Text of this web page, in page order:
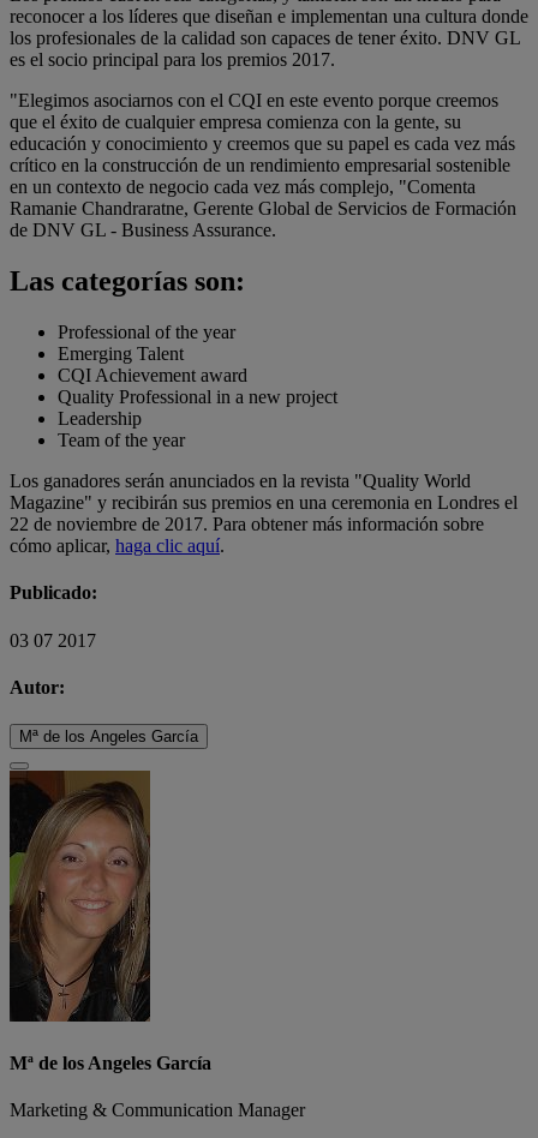
reconocer a los líderes que diseñan e implementan una cultura donde
los profesionales de la calidad son capaces de tener éxito. DNV GL
es el socio principal para los premios 2017.
"Elegimos asociarnos con el CQI en este evento porque creemos
que el éxito de cualquier empresa comienza con la gente, su
educación y conocimiento y creemos que su papel es cada vez más
crítico en la construcción de un rendimiento empresarial sostenible
en un contexto de negocio cada vez más complejo, "Comenta
Ramanie Chandraratne, Gerente Global de Servicios de Formación
de DNV GL - Business Assurance.
Las categorías son:
Professional of the year
Emerging Talent
CQI Achievement award
Quality Professional in a new project
Leadership
Team of the year
Los ganadores serán anunciados en la revista "Quality World
Magazine" y recibirán sus premios en una ceremonia en Londres el
22 de noviembre de 2017. Para obtener más información sobre
cómo aplicar, haga clic aquí.
Publicado:
03 07 2017
Autor:
Mª de los Angeles García
Mª de los Angeles García
Marketing & Communication Manager